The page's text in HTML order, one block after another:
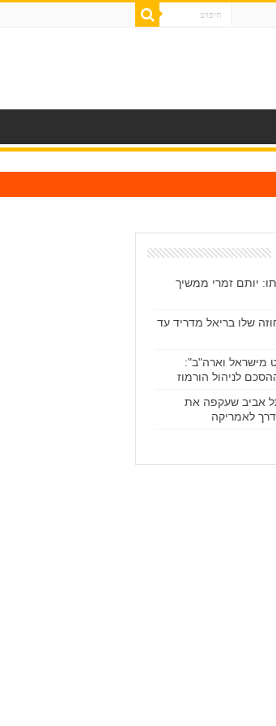
יותם זמרי ממשיך
שלו בריאל מדריד עד
מישראל וארה"ב":
לניהול הורמוז
אביב שעקפה את
לאמריקה